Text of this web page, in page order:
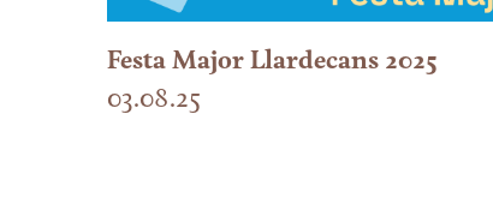
Festa Major Llardecans 2025
03.08.25